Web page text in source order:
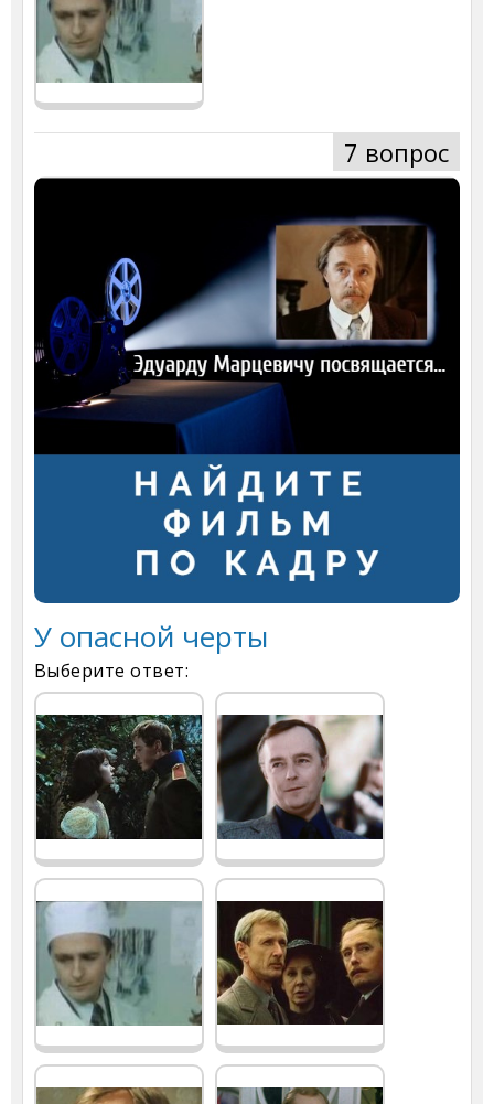
7 вопрос
У опасной черты
Выберите ответ: